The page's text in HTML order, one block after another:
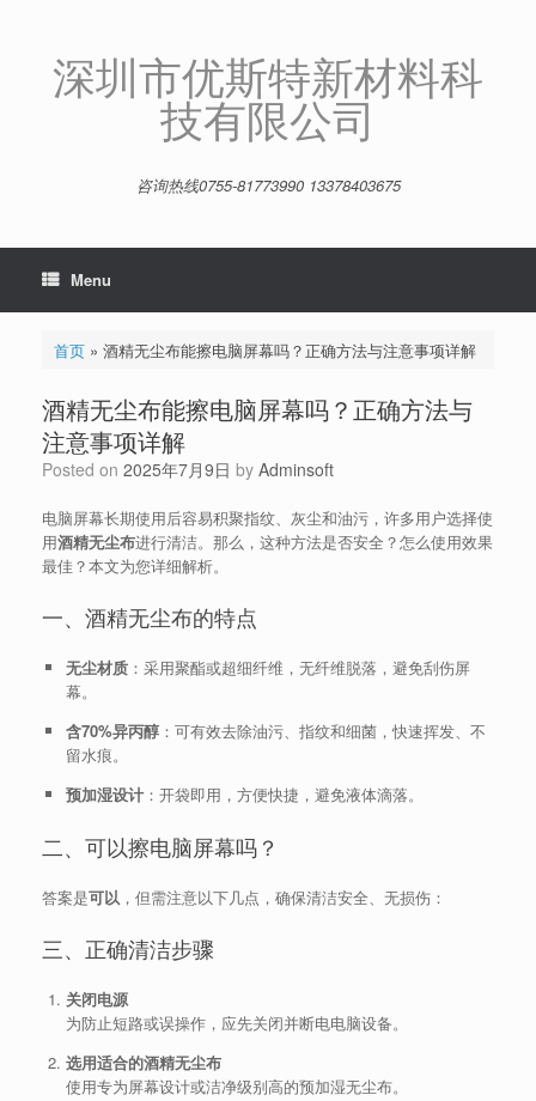
深圳市优斯特新材料科
技有限公司
咨询热线0755-81773990 13378403675
Menu
首页» 酒精无尘布能擦电脑屏幕吗？正确方法与注意事项详解
酒精无尘布能擦电脑屏幕吗？正确方法与
注意事项详解
Posted on 2025年7月9日 by Adminsoft
电脑屏幕长期使用后容易积聚指纹、灰尘和油污，许多用户选择使
用酒精无尘布进行清洁。那么，这种方法是否安全？怎么使用效果
最佳？本文为您详细解析。
一、酒精无尘布的特点
无尘材质：采用聚酯或超细纤维，无纤维脱落，避免刮伤屏
幕。
含70%异丙醇：可有效去除油污、指纹和细菌，快速挥发、不
留水痕。
预加湿设计：开袋即用，方便快捷，避免液体滴落。
二、可以擦电脑屏幕吗？
答案是可以 ，但需注意以下几点，确保清洁安全、无损伤：
三、正确清洁步骤
关闭电源
为防止短路或误操作，应先关闭并断电电脑设备。
选用适合的酒精无尘布
使用专为屏幕设计或洁净级别高的预加湿无尘布。